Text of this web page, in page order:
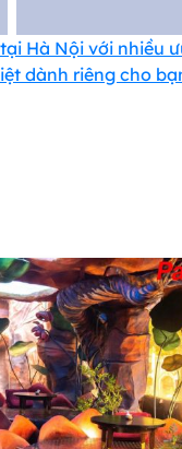
Hà Nội với nhiều
dành riêng cho